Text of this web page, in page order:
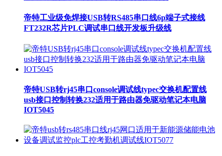
帝特工业级免焊接USB转RS485串口线6p端子式接线
FT232R芯片PLC调试串口线开发板升级线
帝特USB转rj45串口console调试线typec交换机配置线
usb接口控制转换232适用于路由器免驱动笔记本电脑
IOT5045